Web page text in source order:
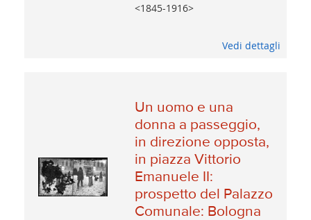
<1845-1916>
Vedi dettagli
Un uomo e una
donna a passeggio,
in direzione opposta,
in piazza Vittorio
Emanuele II:
prospetto del Palazzo
Comunale: Bologna